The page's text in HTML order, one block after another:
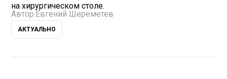
на хирургическом столе.
Автор: Евгений Шереметев
АКТУАЛЬНО